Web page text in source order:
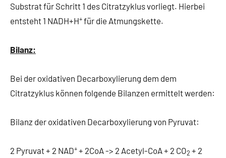
Substrat für Schritt 1 des Citratzyklus vorliegt. Hierbei
entsteht 1 NADH+H+für die Atmungskette.
Bilanz:
Bei der oxidativen Decarboxylierung dem dem
Citratzyklus können folgende Bilanzen ermittelt werden:
Bilanz der oxidativen Decarboxylierung von Pyruvat:
2 Pyruvat + 2 NAD++ 2CoA -> 2 Acetyl-CoA + 2 CO2 + 2